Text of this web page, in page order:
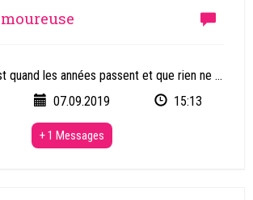
quand les années passent et que rien ne ...
07.09.2019 15:13
+ 1 Messages